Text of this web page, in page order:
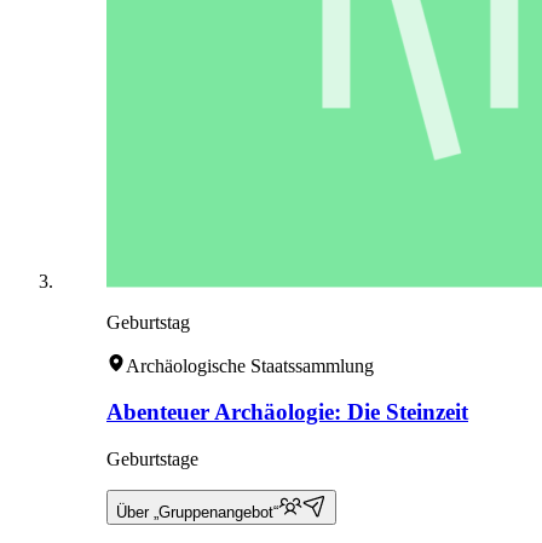
Geburtstag
Archäologische Staatssammlung
Abenteuer Archäologie: Die Steinzeit
Geburtstage
Über „Gruppenangebot“